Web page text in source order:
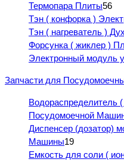
Термопара Плиты56
Тэн ( конфорка )
Тэн ( нагреватель )
Форсунка ( жиклер )
Электронный модуль
Запчасти для
Водораспределитель
Посудомоечной
Диспенсер (дозатор)
Машины19
Емкость для соли (